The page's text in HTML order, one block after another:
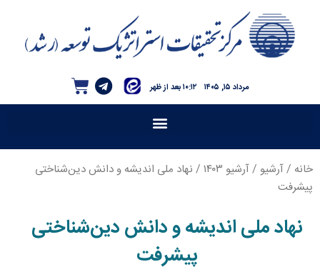
۱۰:۱۲ بعد از ظهر مرداد ۱۵, ۱۴۰۵
خانه /آرشیو /آرشیو ۱۴۰۳
/ نهاد ملی اندیشه و دانش دین‌شناختی
پیشرفت
نهاد ملی اندیشه و دانش دین‌شناختی
پیشرفت